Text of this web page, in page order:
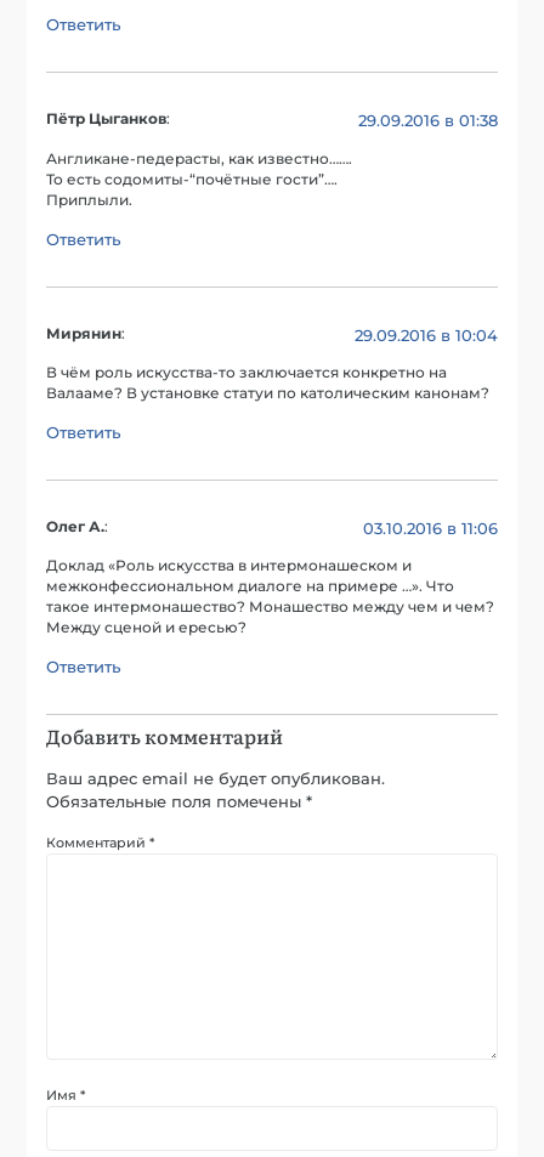
Ответить
Пётр Цыганков: 29.09.2016 в 01:38
Англикане-педерасты, как известно…….
То есть содомиты-“почётные гости”….
Приплыли.
Ответить
Мирянин: 29.09.2016 в 10:04
В чём роль искусства-то заключается конкретно на
Валааме? В установке статуи по католическим канонам?
Ответить
Олег А.: 03.10.2016 в 11:06
Доклад «Роль искусства в интермонашеском и
межконфессиональном диалоге на примере …». Что
такое интермонашество? Монашество между чем и чем?
Между сценой и ересью?
Ответить
Добавить комментарий
Ваш адрес email не будет опубликован.
Обязательные поля помечены*
Комментарий*
Имя*